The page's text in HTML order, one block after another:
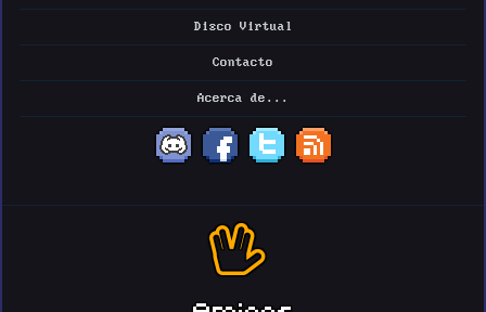
Disco Virtual
Contacto
Acerca de...